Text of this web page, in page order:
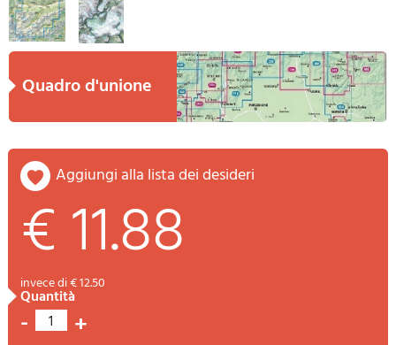
quadro d'unione
aggiungi alla lista dei desideri
€ 11.88
invece di € 12.50
quantità
- 1 +